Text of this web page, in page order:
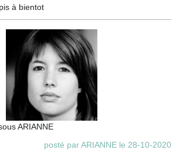
à bientot
ARIANNE
posté par ARIANNE le 28-10-2020